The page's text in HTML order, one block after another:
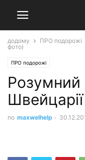
додому ПРО подорожі
фото)
ПРО подорожі
Розумний
по maxwelhelp -